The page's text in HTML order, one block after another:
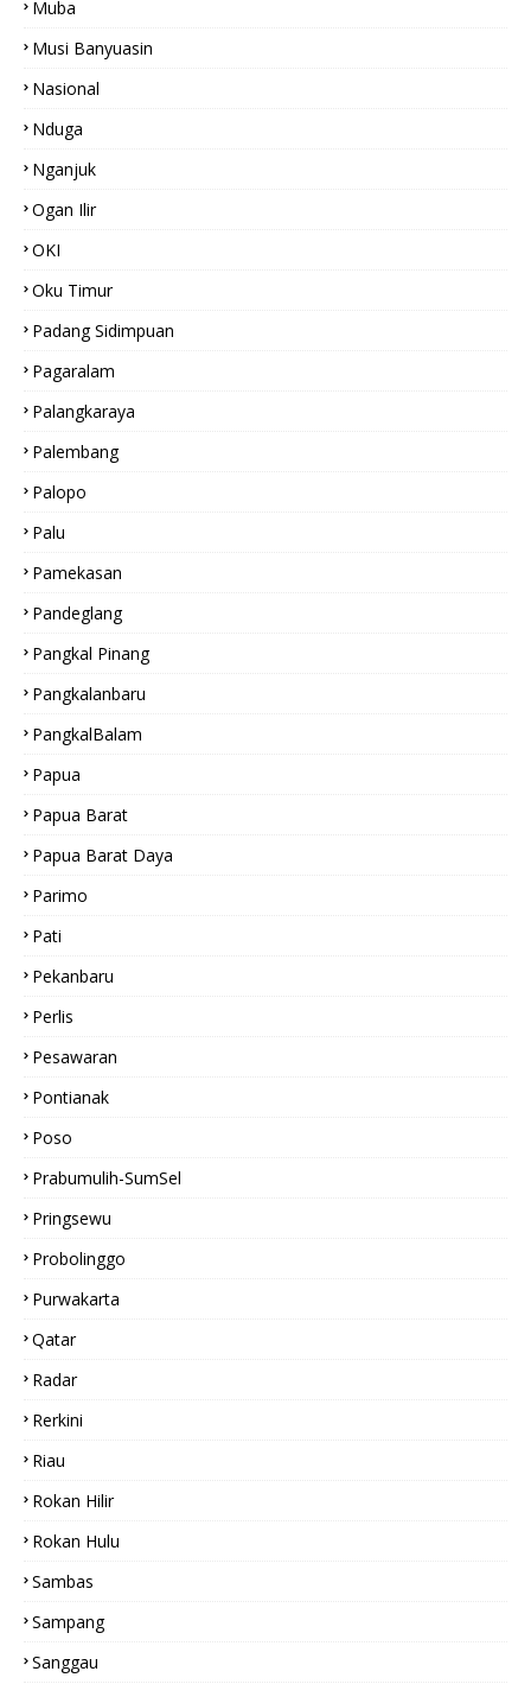
Muba
Musi Banyuasin
Nasional
Nduga
Nganjuk
Ogan Ilir
OKI
Oku Timur
Padang Sidimpuan
Pagaralam
Palangkaraya
Palembang
Palopo
Palu
Pamekasan
Pandeglang
Pangkal Pinang
Pangkalanbaru
PangkalBalam
Papua
Papua Barat
Papua Barat Daya
Parimo
Pati
Pekanbaru
Perlis
Pesawaran
Pontianak
Poso
Prabumulih-SumSel
Pringsewu
Probolinggo
Purwakarta
Qatar
Radar
Rerkini
Riau
Rokan Hilir
Rokan Hulu
Sambas
Sampang
Sanggau